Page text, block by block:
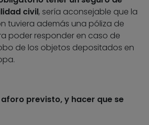
civil, sería aconsejable que la
tuviera además una póliza de
poder responder en caso de
de los objetos depositados en
previsto, y hacer que se